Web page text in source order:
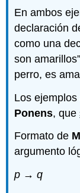
En ambos
declaración
como una
son
perro, es
Los
Ponens, que
Formato de
argumento
p → q